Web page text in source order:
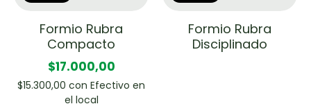
Formio Rubra
Compacto
$17.000,00
$15.300,00 con Efectivo en
el local
Formio Rubra
Disciplinado